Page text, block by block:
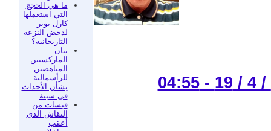
ما هي الحجج
التي استعملها
كارل بوبر
لدحض النزعة
التاريخانية؟
بيان
الماركسيين
المناهضين
للرأسمالية
بشأن الأحداث
في سبتة
قبسات من
النقاش الذي
أعقب